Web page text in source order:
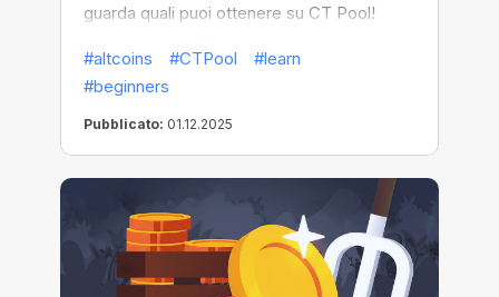
guarda quali puoi ottenere su CT Pool!
#altcoins #CTPool
#learn
#beginners
Pubblicato: 01.12.2025